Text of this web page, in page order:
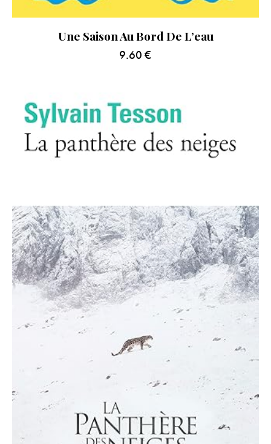
Une Saison Au Bord De L’eau
9.60 €